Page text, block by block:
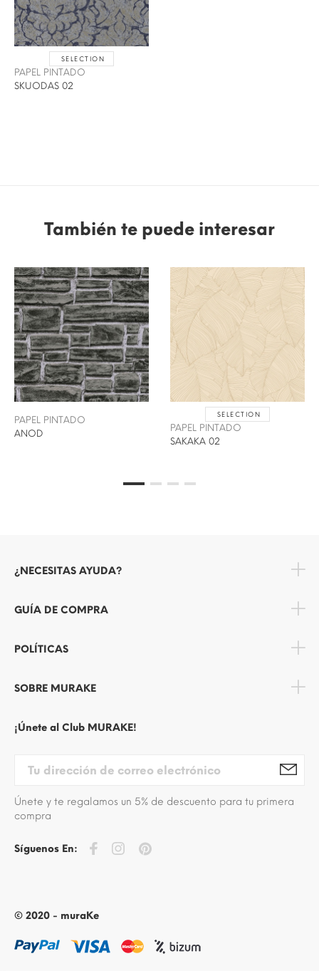
SELECTION
PAPEL PINTADO
SKUODAS 02
También te puede interesar
PAPEL PINTADO
ANOD
SELECTION
PAPEL PINTADO
SAKAKA 02
¿NECESITAS AYUDA?
GUÍA DE COMPRA
POLÍTICAS
SOBRE MURAKE
¡Únete al Club MURAKE!
Únete y te regalamos un 5% de descuento para tu primera
compra
Síguenos En:
© 2020 - muraKe